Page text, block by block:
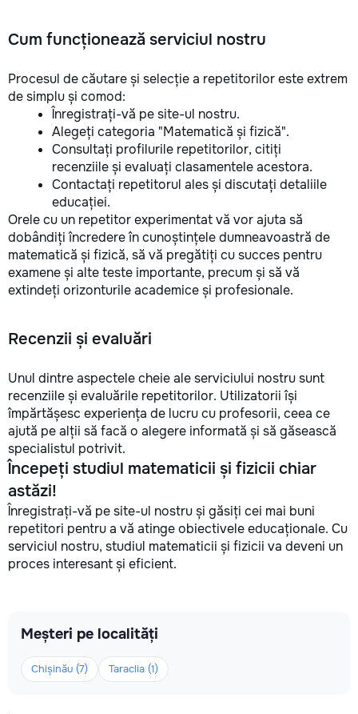
Cum funcționează serviciul nostru
Procesul de căutare și selecție a repetitorilor este extrem
de simplu și comod:
Înregistrați-vă pe site-ul nostru.
Alegeți categoria "Matematică și fizică".
Consultați profilurile repetitorilor, citiți
recenziile și evaluați clasamentele acestora.
Contactați repetitorul ales și discutați detaliile
educației.
Orele cu un repetitor experimentat vă vor ajuta să
dobândiți încredere în cunoștințele dumneavoastră de
matematică și fizică, să vă pregătiți cu succes pentru
examene și alte teste importante, precum și să vă
extindeți orizonturile academice și profesionale.
Recenzii și evaluări
Unul dintre aspectele cheie ale serviciului nostru sunt
recenziile și evaluările repetitorilor. Utilizatorii își
împărtășesc experiența de lucru cu profesorii, ceea ce
ajută pe alții să facă o alegere informată și să găsească
specialistul potrivit.
Începeți studiul matematicii și fizicii chiar
astăzi!
Înregistrați-vă pe site-ul nostru și găsiți cei mai buni
repetitori pentru a vă atinge obiectivele educaționale. Cu
serviciul nostru, studiul matematicii și fizicii va deveni un
proces interesant și eficient.
Meșteri pe localități
Chișinău (7) Taraclia (1)